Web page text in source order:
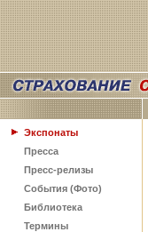
Экспонаты
Пресса
Пресс-релизы
События (Фото)
Библиотека
Термины